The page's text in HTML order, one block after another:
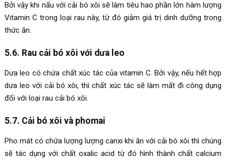
Bởi vậy khi nấu với cải bó xôi sẽ làm tiêu hao phần lớn hàm lượng
Vitamin C trong loại rau này, từ đó giảm giá trị dinh dưỡng trong
thức ăn.
5.6. Rau cải bó xôi với dưa leo
Dưa leo có chứa chất xúc tác của vitamin C. Bởi vậy, nếu hết hợp
dưa leo với cải bó xôi, thì chất xúc tác sẽ làm mất đi công dụng
đối với loại rau cải bó xôi.
5.7. Cải bó xôi và phomai
Pho mát có chứa lượng lượng canxi khi ăn với cải bó xôi thì chúng
sẽ tác dụng với chất oxalic acid từ đó hình thành chất calcium